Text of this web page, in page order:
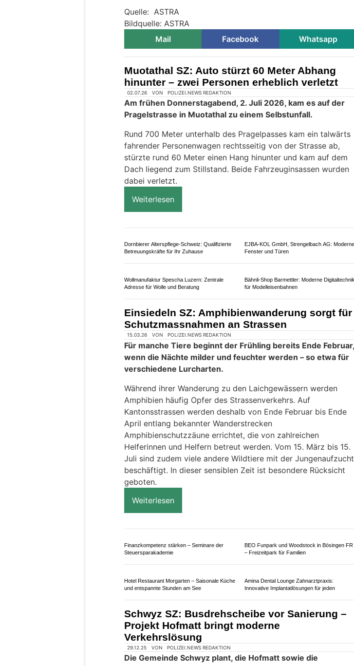
Quelle: ASTRA
Bildquelle: ASTRA
Mail
Facebook Whatsapp
Muotathal SZ: Auto stürzt 60 Meter Abhang
hinunter – zwei Personen erheblich verletzt
Am frühen Donnerstagabend, 2. Juli 2026, kam es auf der
Rund 700 Meter unterhalb des Pragelpasses kam ein talwärts
fahrender Personenwagen rechtsseitig von der Strasse ab,
stürzte rund 60 Meter einen Hang hinunter und kam auf dem
Dach liegend zum Stillstand. Beide Fahrzeuginsassen wurden
dabei verletzt.
Dornbierer Alterspflege-Schweiz: Qualifizierte
EJBA-KOL GmbH, Strengelbach AG: Moderne
Wollmanufaktur Spescha Luzern: Zentrale
Bähnli-Shop Barmettler: Moderne Digitaltechnik
für Modelleisenbahnen
Schutzmassnahmen an Strassen